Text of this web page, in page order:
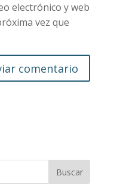
electrónico y web
vez que